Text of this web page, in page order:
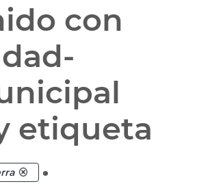
con
etiqueta
.